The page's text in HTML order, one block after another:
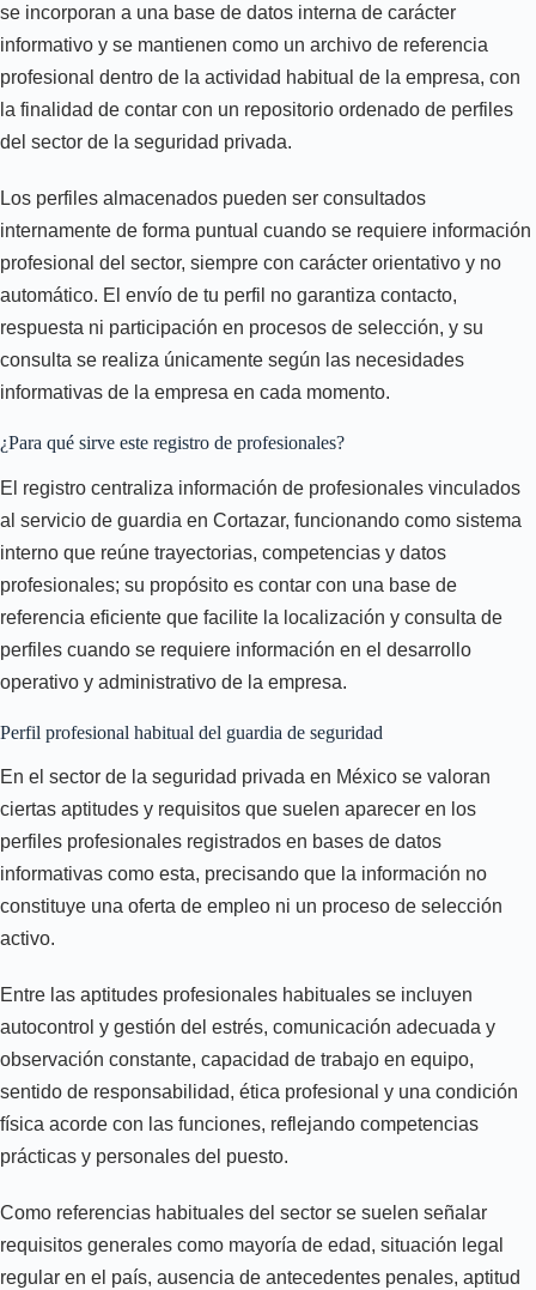
se incorporan a una base de datos interna de carácter
informativo y se mantienen como un archivo de referencia
profesional dentro de la actividad habitual de la empresa, con
la finalidad de contar con un repositorio ordenado de perfiles
del sector de la seguridad privada.
Los perfiles almacenados pueden ser consultados
internamente de forma puntual cuando se requiere información
profesional del sector, siempre con carácter orientativo y no
automático. El envío de tu perfil no garantiza contacto,
respuesta ni participación en procesos de selección, y su
consulta se realiza únicamente según las necesidades
informativas de la empresa en cada momento.
¿Para qué sirve este registro de profesionales?
El registro centraliza información de profesionales vinculados
al servicio de guardia en Cortazar, funcionando como sistema
interno que reúne trayectorias, competencias y datos
profesionales; su propósito es contar con una base de
referencia eficiente que facilite la localización y consulta de
perfiles cuando se requiere información en el desarrollo
operativo y administrativo de la empresa.
Perfil profesional habitual del guardia de seguridad
En el sector de la seguridad privada en México se valoran
ciertas aptitudes y requisitos que suelen aparecer en los
perfiles profesionales registrados en bases de datos
informativas como esta, precisando que la información no
constituye una oferta de empleo ni un proceso de selección
activo.
Entre las aptitudes profesionales habituales se incluyen
autocontrol y gestión del estrés, comunicación adecuada y
observación constante, capacidad de trabajo en equipo,
sentido de responsabilidad, ética profesional y una condición
física acorde con las funciones, reflejando competencias
prácticas y personales del puesto.
Como referencias habituales del sector se suelen señalar
requisitos generales como mayoría de edad, situación legal
regular en el país, ausencia de antecedentes penales, aptitud